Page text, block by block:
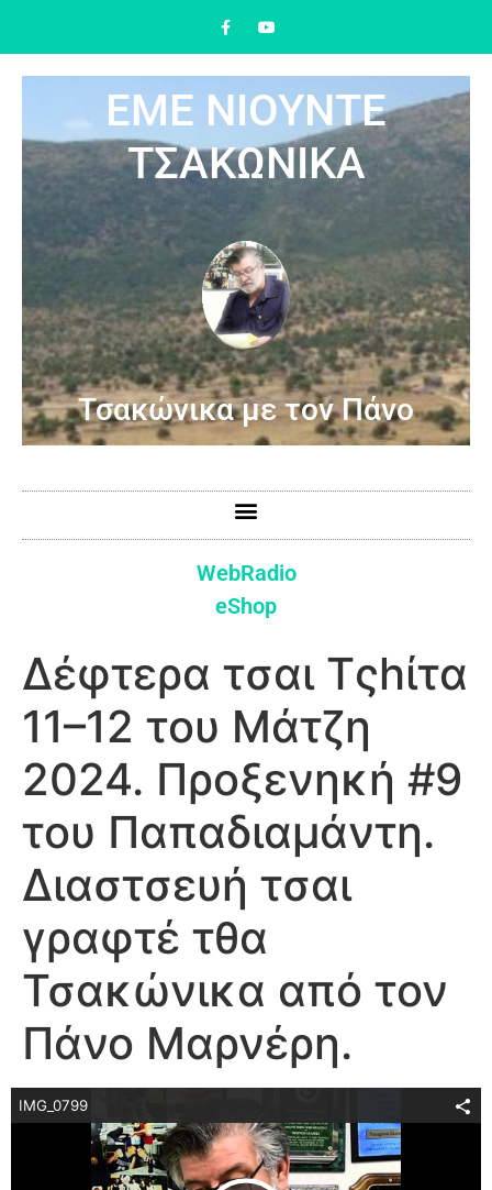
ΕΜΕ ΝΙΟΥΝΤΕ
ΤΣΑΚΩΝΙΚΑ
Τσακώνικα με τον Πάνο
WebRadio
eShop
Δέφτερα τσαι Τςhίτα
11–12 του Μάτζη
2024. Προξενηκή #9
του Παπαδιαμάντη.
Διαστσευή τσαι
γραφτέ τθα
Τσακώνικα από τον
Πάνο Μαρνέρη.
IMG_0799